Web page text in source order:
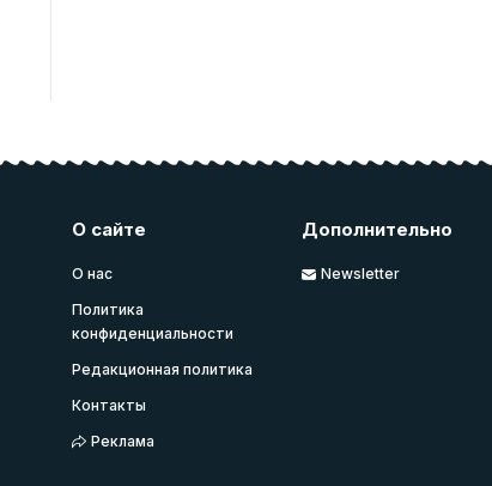
О сайте
О нас
Политика
конфиденциальности
Редакционная политика
Контакты
Реклама
Дополнительно
Newsletter